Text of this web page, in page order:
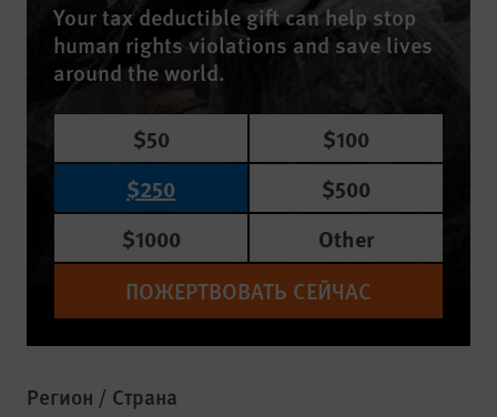
Your tax deductible gift can help stop
human rights violations and save lives
around the world.
$50
$100
$250
$500
$1000
Other
ПОЖЕРТВОВАТЬ СЕЙЧАС
Регион / Страна